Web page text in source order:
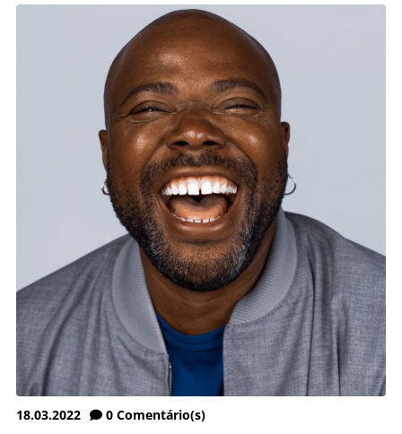
18.03.2022 0 Comentário(s)